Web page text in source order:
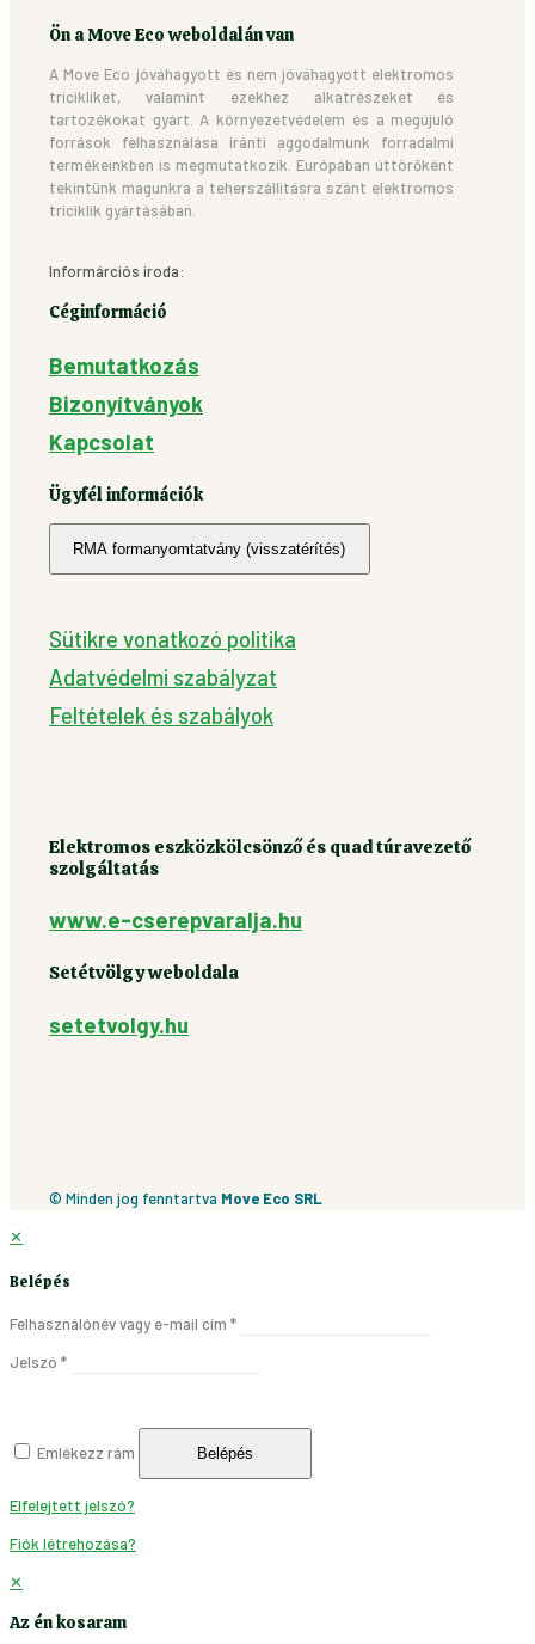
Ön a Move Eco weboldalán van
A Move Eco jóváhagyott és nem jóváhagyott elektromos
tricikliket, valamint ezekhez alkatrészeket és
tartozékokat gyárt. A környezetvédelem és a megújuló
források felhasználása iránti aggodalmunk forradalmi
termékeinkben is megmutatkozik. Európában úttörőként
tekintünk magunkra a teherszállításra szánt elektromos
triciklik gyártásában.
Informárciós iroda:
Céginformáció
Bemutatkozás
Bizonyítványok
Kapcsolat
Ügyfél információk
RMA formanyomtatvány (visszatérítés)
Sütikre vonatkozó politika
Adatvédelmi szabályzat
Feltételek és szabályok
Elektromos eszközkölcsönző és quad túravezető
szolgáltatás
www.e-cserepvaralja.hu
Setétvölgy weboldala
setetvolgy.hu
© Minden jog fenntartva Move Eco SRL
✕
Belépés
Felhasználónév vagy e-mail cím *
Jelszó *
Emlékezz rám Belépés
Elfelejtett jelszó?
Fiók létrehozása?
✕
Az én kosaram